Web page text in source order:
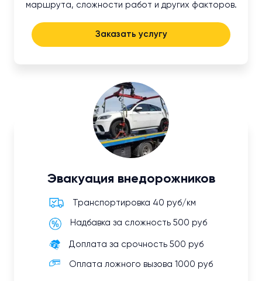
маршрута, сложности работ и других факторов.
Заказать услугу
Эвакуация внедорожников
Транспортировка 40 руб/км
Надбавка за сложность 500 руб
Доплата за срочность 500 руб
Оплата ложного вызова 1000 руб